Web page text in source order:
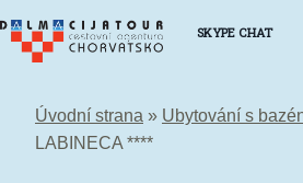
SKYPE CHAT
Střední Dalmácie
Úvodní strana » Ubytování s
LABINECA ****